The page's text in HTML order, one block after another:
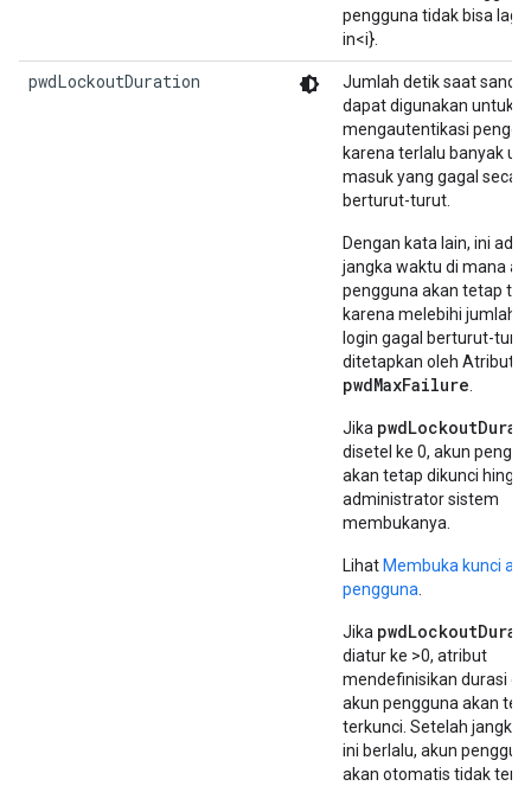
pengguna tidak bisa lagi
in<i}.
pwdLockoutDuration
Jumlah detik saat sandi
dapat digunakan untuk
mengautentikasi
karena terlalu banyak
masuk yang gagal
berturut-turut.
Dengan kata lain, ini
jangka waktu di mana
pengguna akan tetap
karena melebihi jumlah
login gagal berturut-
ditetapkan oleh Atribut
pwdMaxFailure
Jika
disetel ke 0, akun
akan tetap dikunci
administrator sistem
membukanya.
Lihat Membuka kunci
pengguna
Jika
diatur ke >0, atribut
mendefinisikan durasi di
akun pengguna akan
terkunci. Setelah jangka
ini berlalu, akun
akan otomatis tidak